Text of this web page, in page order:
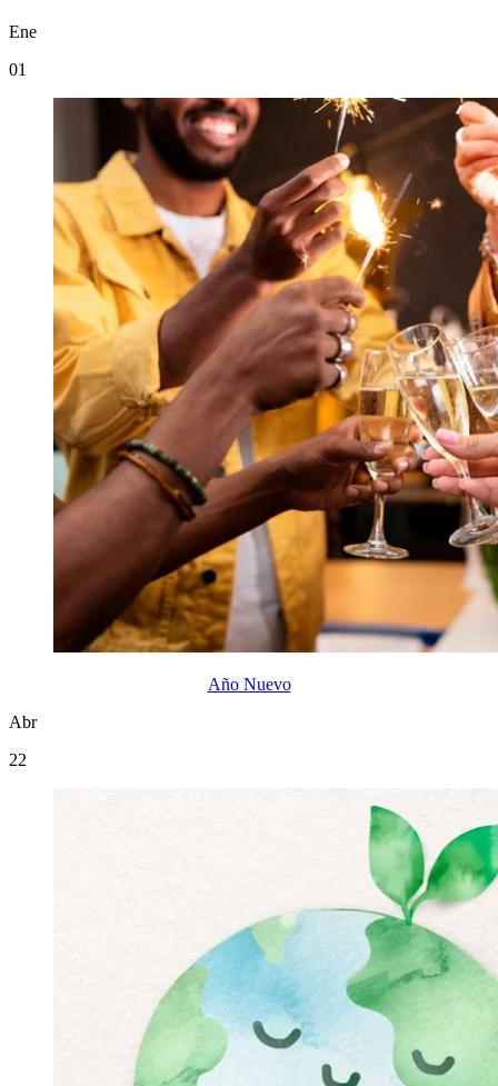
Ene
01
Año Nuevo
Abr
22